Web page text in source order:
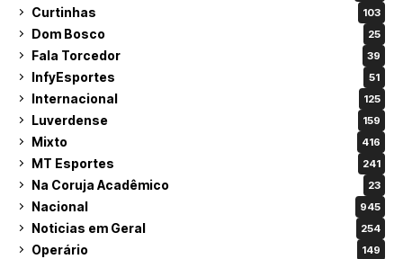
Curtinhas 103
Dom Bosco 25
Fala Torcedor 39
InfyEsportes 51
Internacional 125
Luverdense 159
Mixto 416
MT Esportes 241
Na Coruja Acadêmico 23
Nacional 945
Noticias em Geral 254
Operário 149